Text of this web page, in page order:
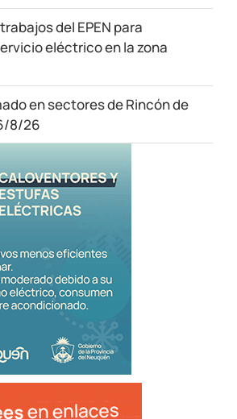
del EPEN para
eléctrico en la zona
en sectores de Rincón de
8/26